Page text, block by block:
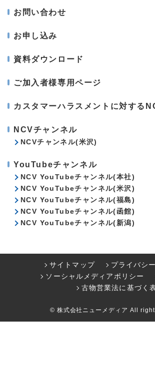
お問い合わせ
お申し込み
資料ダウンロード
ご加入者様専用ページ
カスタマーハラスメントに対する
NCVチャンネル
NCVチャンネル(米沢)
YouTubeチャンネル
NCV YouTubeチャンネル(本社)
NCV YouTubeチャンネル(米沢)
NCV YouTubeチャンネル(福島)
NCV YouTubeチャンネル(函館)
NCV YouTubeチャンネル(新潟)
サイトマップ
プライバシ
ソーシャルメディアポリシー
古物営業法に基づく
© 株式会社ニューメディア All